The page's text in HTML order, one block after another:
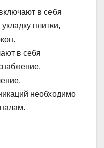
в себя
плитки,
в себя
необходимо